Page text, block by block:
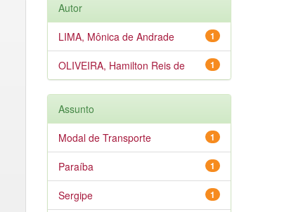
Autor
1
LIMA, Mônica de Andrade
1
OLIVEIRA, Hamilton Reis de
Assunto
1
Modal de Transporte
1
Paraíba
1
Sergipe